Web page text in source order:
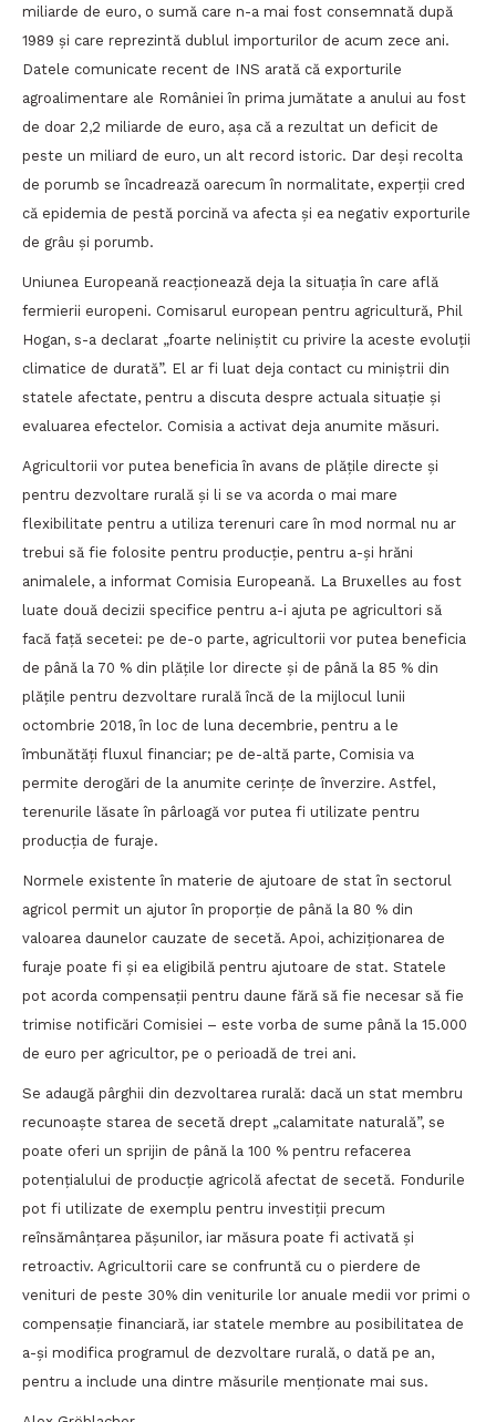
miliarde de euro, o sumă care n-a mai fost consemnată după
1989 şi care reprezintă dublul importurilor de acum zece ani.
Datele comunicate recent de INS arată că exporturile
agroalimentare ale României în prima jumătate a anului au fost
de doar 2,2 miliarde de euro, așa că a rezultat un deficit de
peste un miliard de euro, un alt record istoric. Dar deși recolta
de porumb se încadrează oarecum în normalitate, experții cred
că epidemia de pestă porcină va afecta și ea negativ exporturile
de grâu și porumb.
Uniunea Europeană reacționează deja la situația în care află
fermierii europeni. Comisarul european pentru agricultură, Phil
Hogan, s-a declarat „foarte neliniștit cu privire la aceste evoluții
climatice de durată”. El ar fi luat deja contact cu miniștrii din
statele afectate, pentru a discuta despre actuala situație și
evaluarea efectelor. Comisia a activat deja anumite măsuri.
Agricultorii vor putea beneficia în avans de plățile directe și
pentru dezvoltare rurală și li se va acorda o mai mare
flexibilitate pentru a utiliza terenuri care în mod normal nu ar
trebui să fie folosite pentru producție, pentru a-și hrăni
animalele, a informat Comisia Europeană. La Bruxelles au fost
luate două decizii specifice pentru a-i ajuta pe agricultori să
facă față secetei: pe de-o parte, agricultorii vor putea beneficia
de până la 70 % din plățile lor directe și de până la 85 % din
plățile pentru dezvoltare rurală încă de la mijlocul lunii
octombrie 2018, în loc de luna decembrie, pentru a le
îmbunătăți fluxul financiar; pe de-altă parte, Comisia va
permite derogări de la anumite cerințe de înverzire. Astfel,
terenurile lăsate în pârloagă vor putea fi utilizate pentru
producția de furaje.
Normele existente în materie de ajutoare de stat în sectorul
agricol permit un ajutor în proporție de până la 80 % din
valoarea daunelor cauzate de secetă. Apoi, achiziționarea de
furaje poate fi și ea eligibilă pentru ajutoare de stat. Statele
pot acorda compensații pentru daune fără să fie necesar să fie
trimise notificări Comisiei – este vorba de sume până la 15.000
de euro per agricultor, pe o perioadă de trei ani.
Se adaugă pârghii din dezvoltarea rurală: dacă un stat membru
recunoaște starea de secetă drept „calamitate naturală”, se
poate oferi un sprijin de până la 100 % pentru refacerea
potențialului de producție agricolă afectat de secetă. Fondurile
pot fi utilizate de exemplu pentru investiții precum
reînsămânțarea pășunilor, iar măsura poate fi activată și
retroactiv. Agricultorii care se confruntă cu o pierdere de
venituri de peste 30% din veniturile lor anuale medii vor primi o
compensație financiară, iar statele membre au posibilitatea de
a-și modifica programul de dezvoltare rurală, o dată pe an,
pentru a include una dintre măsurile menționate mai sus.